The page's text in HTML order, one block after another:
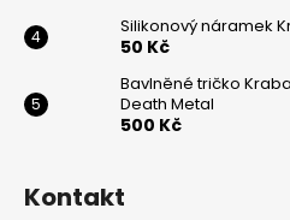
Silikonový náramek
50 Kč
Bavlněné tričko
Death Metal
500 Kč
Kontakt